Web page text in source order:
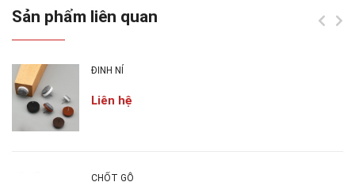
Sản phẩm liên quan
ĐINH NỈ
Liên hệ
CHỐT GỖ